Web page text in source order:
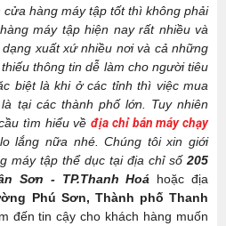
hàng máy tập tốt thì không phải
máy tập hiện nay rất nhiều và
xuất xứ nhiều nơi và cả những
thông tin dễ làm cho người tiêu
biệt là khi ở các tỉnh thì việc mua
tại các thành phố lớn. Tuy nhiên
tìm hiểu vềđịa chỉ bán máy chạy
lắng nữa nhé. Chúng tôi xin giới
máy tập thể dục tại địa chỉ số205
Sơn - TP.Thanh Hoá hoặc địa
Phú Sơn, Thành phố Thanh
đến tin cậy cho khách hàng muốn